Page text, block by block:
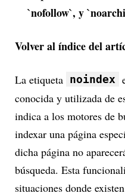
`nofollow`, y
Volver al índice del
La etiqueta noindex
conocida y utilizada de
indica a los motores de
indexar una página
dicha página no
búsqueda. Esta
situaciones donde